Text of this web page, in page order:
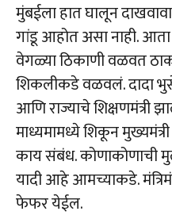
मुंबईला हात घालून
गांडू आहोत असा नाही.
वेगळ्या ठिकाणी वळवत
शिकलीकडे वळवलं. दादा
आणि राज्याचे शिक्षणमंत्री
माध्यमामध्ये शिकून
काय संबंध. कोणाकोणाची
यादी आहे आमच्याकडे.
फेफर येईल.